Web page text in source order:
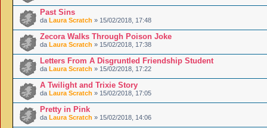
Past Sins
da Laura Scratch » 15/02/2018, 17:48
Zecora Walks Through Poison Joke
da Laura Scratch » 15/02/2018, 17:38
Letters From A Disgruntled Friendship Student
da Laura Scratch » 15/02/2018, 17:22
A Twilight and Trixie Story
da Laura Scratch » 15/02/2018, 17:05
Pretty in Pink
da Laura Scratch » 15/02/2018, 14:06